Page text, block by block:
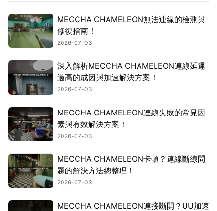
MECCHA CHAMELEON無法連線的檢測與
修復指南！
2026-07-03
深入解析MECCHA CHAMELEON連線延遲
過高的成因與加速解決方案！
2026-07-03
MECCHA CHAMELEON連線失敗的常見因
素與有效解決方案！
2026-07-03
MECCHA CHAMELEON卡頓？連線斷線問
題的解決方法總整理！
2026-07-03
MECCHA CHAMELEON連接斷開？UU加速